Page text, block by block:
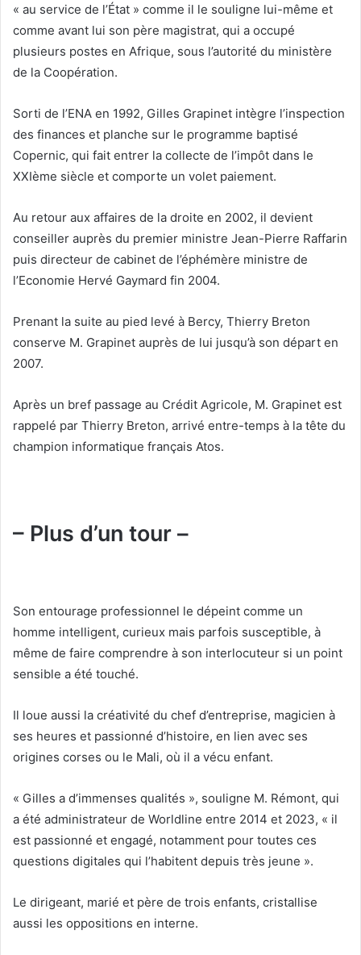
« au service de l’État » comme il le souligne lui-même et
comme avant lui son père magistrat, qui a occupé
plusieurs postes en Afrique, sous l’autorité du ministère
de la Coopération.
Sorti de l’ENA en 1992, Gilles Grapinet intègre l’inspection
des finances et planche sur le programme baptisé
Copernic, qui fait entrer la collecte de l’impôt dans le
XXIème siècle et comporte un volet paiement.
Au retour aux affaires de la droite en 2002, il devient
conseiller auprès du premier ministre Jean-Pierre Raffarin
puis directeur de cabinet de l’éphémère ministre de
l’Economie Hervé Gaymard fin 2004.
Prenant la suite au pied levé à Bercy, Thierry Breton
conserve M. Grapinet auprès de lui jusqu’à son départ en
2007.
Après un bref passage au Crédit Agricole, M. Grapinet est
rappelé par Thierry Breton, arrivé entre-temps à la tête du
champion informatique français Atos.
– Plus d’un tour –
Son entourage professionnel le dépeint comme un
homme intelligent, curieux mais parfois susceptible, à
même de faire comprendre à son interlocuteur si un point
sensible a été touché.
Il loue aussi la créativité du chef d’entreprise, magicien à
ses heures et passionné d’histoire, en lien avec ses
origines corses ou le Mali, où il a vécu enfant.
« Gilles a d’immenses qualités », souligne M. Rémont, qui
a été administrateur de Worldline entre 2014 et 2023, « il
est passionné et engagé, notamment pour toutes ces
questions digitales qui l’habitent depuis très jeune ».
Le dirigeant, marié et père de trois enfants, cristallise
aussi les oppositions en interne.